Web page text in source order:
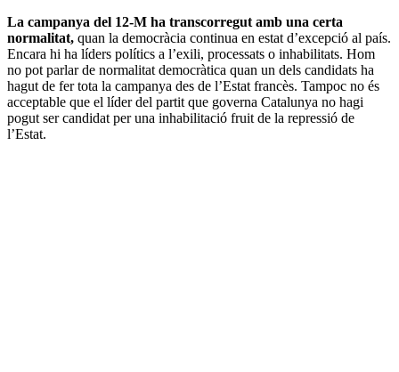
La campanya del 12-M ha transcorregut amb una certa
normalitat, quan la democràcia continua en estat d’excepció al país.
Encara hi ha líders polítics a l’exili, processats o inhabilitats. Hom
no pot parlar de normalitat democràtica quan un dels candidats ha
hagut de fer tota la campanya des de l’Estat francès. Tampoc no és
acceptable que el líder del partit que governa Catalunya no hagi
pogut ser candidat per una inhabilitació fruit de la repressió de
l’Estat.